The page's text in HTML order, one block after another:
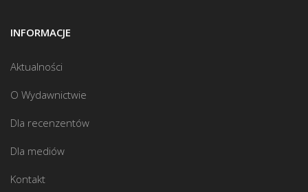
INFORMACJE
Aktualności
O Wydawnictwie
Dla recenzentów
Dla mediów
Kontakt